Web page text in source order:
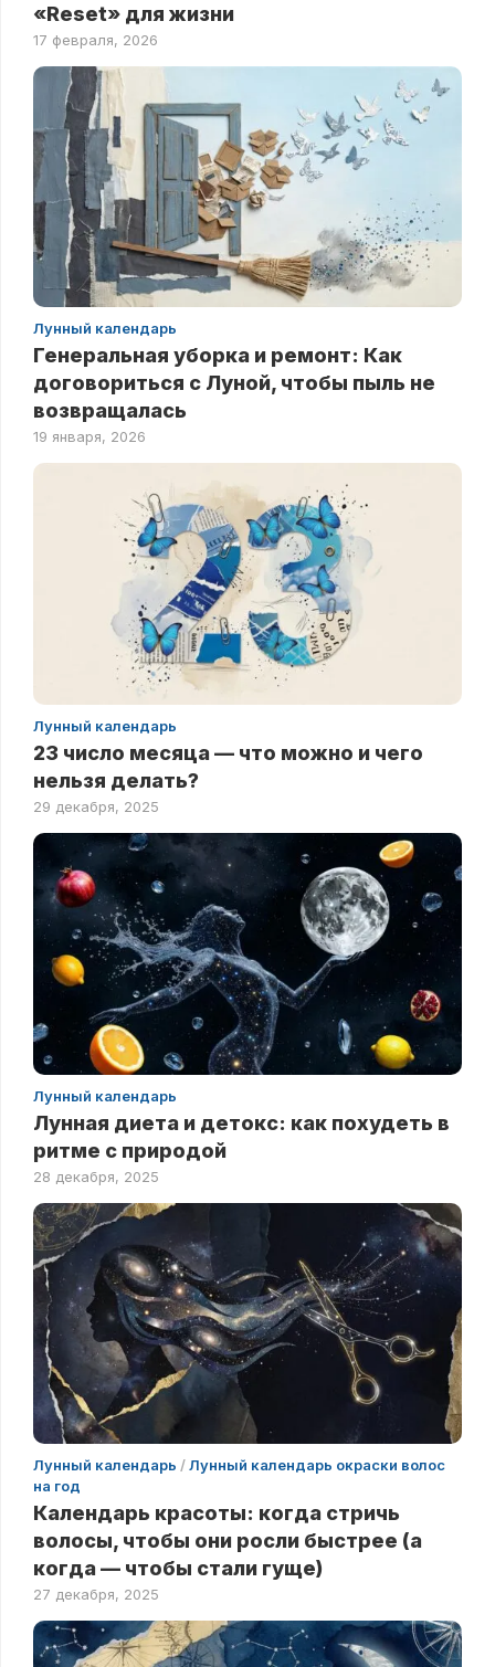
«Reset» для жизни
17 февраля, 2026
Лунный календарь
Генеральная уборка и ремонт: Как
договориться с Луной, чтобы пыль не
возвращалась
19 января, 2026
Лунный календарь
23 число месяца — что можно и чего
нельзя делать?
29 декабря, 2025
Лунный календарь
Лунная диета и детокс: как похудеть в
ритме с природой
28 декабря, 2025
Лунный календарь /Лунный календарь окраски волос
на год
Календарь красоты: когда стричь
волосы, чтобы они росли быстрее (а
когда — чтобы стали гуще)
27 декабря, 2025